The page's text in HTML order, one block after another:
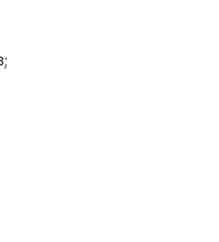
системы;